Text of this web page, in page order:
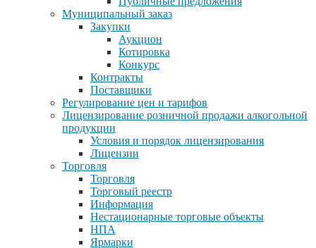
Муниципальный заказ
Закупки
Аукцион
Котировка
Конкурс
Контракты
Поставщики
Регулирование цен и тарифов
Лицензирование розничной продажи алкогольной
продукции
Условия и порядок лицензирования
Лицензии
Торговля
Торговля
Торговый реестр
Информация
Нестационарные торговые объекты
НПА
Ярмарки